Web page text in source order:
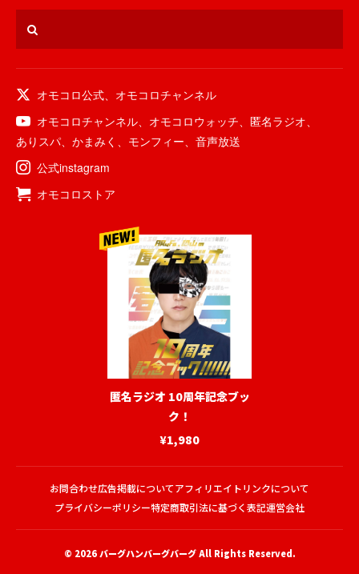
オモコロ公式
オモコロチャンネル
オモコロチャンネル
オモコロウォッチ 匿名ラジオ
ありスパ
かまみく モンフィー
音声放送
公式instagram
オモコロストア
匿名ラジオ 10周年記念ブッ
ク！
¥1,980
お問合わせ広告掲載についてアフィリエイトリンクについて
プライバシーポリシー特定商取引法に基づく表記運営会社
© 2026バーグハンバーグバーグAll Rights Reserved.